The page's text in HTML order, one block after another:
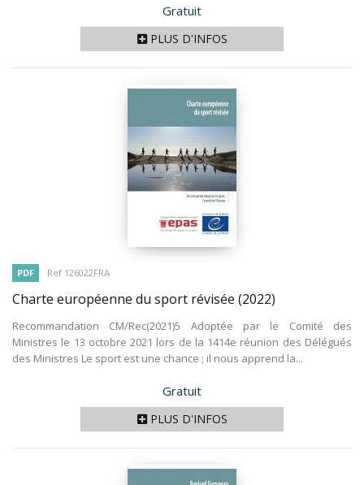
Prix
Gratuit
PLUS D'INFOS
PDF Ref 126022FRA
Charte européenne du sport révisée (2022)
Recommandation CM/Rec(2021)5 Adoptée par le Comité des
Ministres le 13 octobre 2021 lors de la 1414e réunion des Délégués
des Ministres Le sport est une chance ; il nous apprend la...
Prix
Gratuit
PLUS D'INFOS